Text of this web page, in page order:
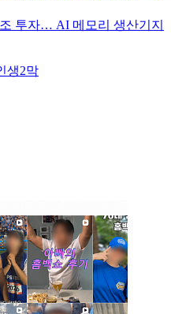
투자… AI 메모리 생산기지
생2막